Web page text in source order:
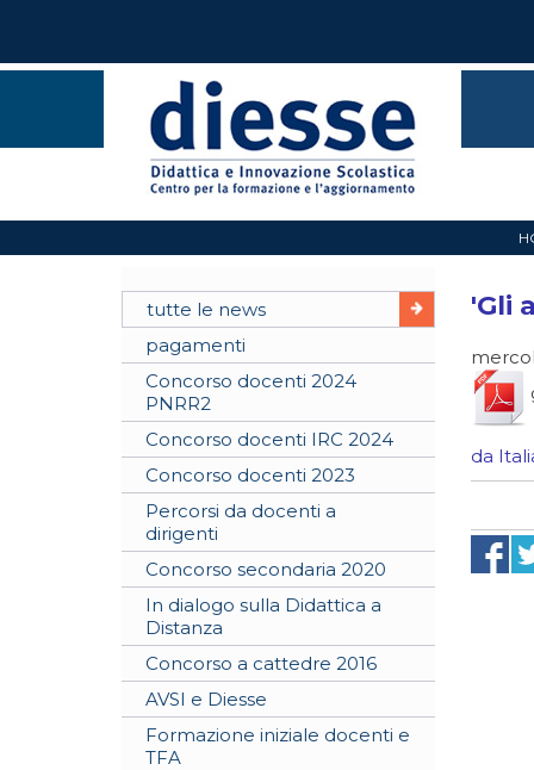
tutte le news
pagamenti
Concorso docenti 2024
PNRR2
Concorso docenti IRC 2024
Concorso docenti 2023
Percorsi da docenti a
dirigenti
Concorso secondaria 2020
In dialogo sulla Didattica a
Distanza
Concorso a cattedre 2016
AVSI e Diesse
Formazione iniziale docenti e
TFA
'Gli
da